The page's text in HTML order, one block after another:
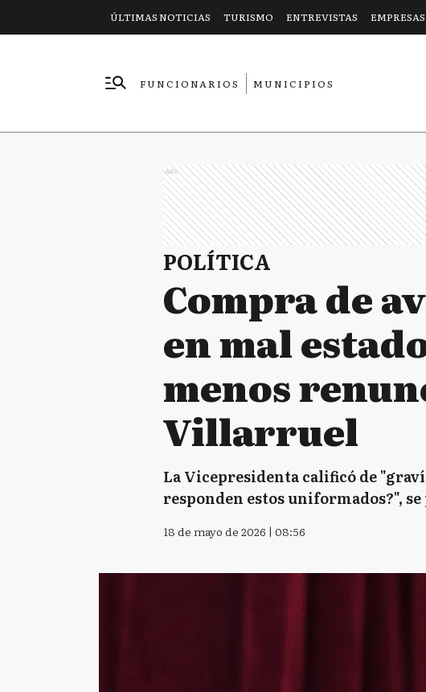
ÚLTIMAS NOTICIAS TURISMO ENTREVISTAS
FUNCIONARIOS
MUNICIPIOS
Ads
POLÍTICA
Compra de
en mal
menos
Villarruel
La Vicepresidenta calificó de
responden estos uniformados?",
18 de mayo de 2026 | 08:56